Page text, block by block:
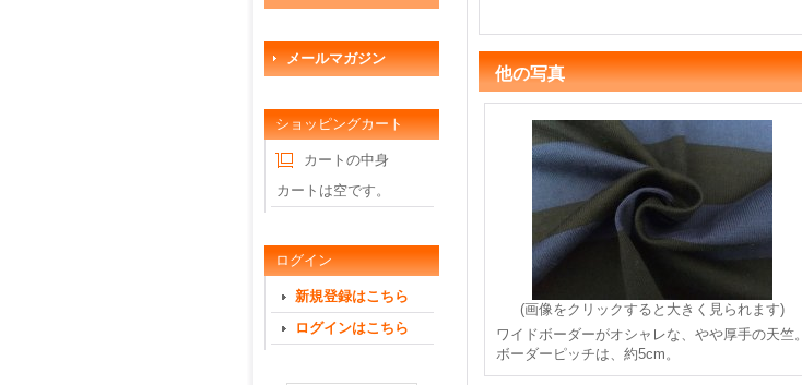
メールマガジン
ショッピングカート
カートの中身
カートは空です。
ログイン
新規登録はこちら
ログインはこちら
他の写真
(画像をクリックすると大きく見られます)
ワイドボーダーがオシャレな、やや厚手の天竺。
ボーダーピッチは、約5cm。